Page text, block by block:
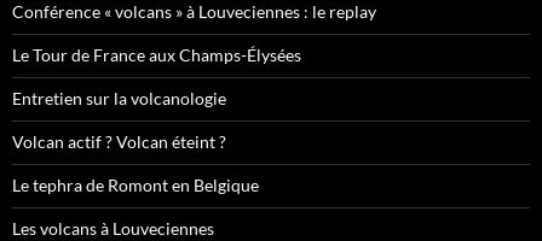
Conférence « volcans » à Louveciennes : le replay
Le Tour de France aux Champs-Élysées
Entretien sur la volcanologie
Volcan actif ? Volcan éteint ?
Le tephra de Romont en Belgique
Les volcans à Louveciennes